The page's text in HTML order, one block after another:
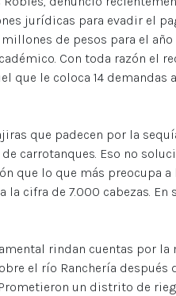
jurídicas para evadir el
de pesos para el año
Con toda razón el
que le coloca 14 demandas
que padecen por la
carrotanques. Eso no
que lo que más preocupa a
la cifra de 7.000 cabezas.
rindan cuentas por
el río Ranchería después
un distrito de